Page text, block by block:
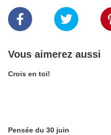
Vous aimerez aussi
Crois en toi!
Pensée du 30 juin